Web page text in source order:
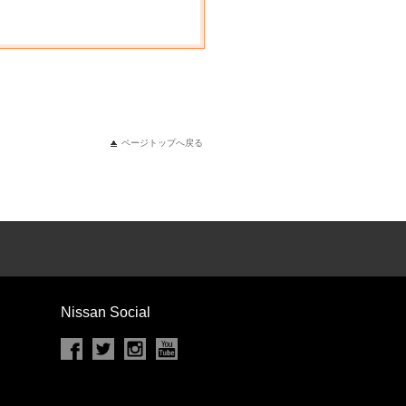
ページトップへ戻る
Nissan Social